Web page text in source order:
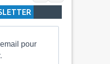
2 Go. Les
pour
pour